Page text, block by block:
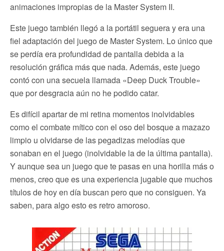
animaciones impropias de la Master System II.
Este juego también llegó a la portátil seguera y era una
fiel adaptación del juego de Master System. Lo único que
se perdía era profundidad de pantalla debida a la
resolución gráfica más que nada. Además, este juego
contó con una secuela llamada «Deep Duck Trouble»
que por desgracia aún no he podido catar.
Es difícil apartar de mi retina momentos inolvidables
como el combate mítico con el oso del bosque a mazazo
limpio u olvidarse de las pegadizas melodías que
sonaban en el juego (inolvidable la de la última pantalla).
Y aunque sea un juego que te pasas en una horilla más o
menos, creo que es una experiencia jugable que muchos
títulos de hoy en día buscan pero que no consiguen. Ya
saben, para algo esto es retro amoroso.